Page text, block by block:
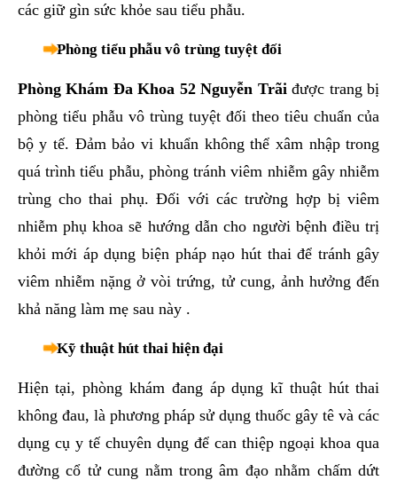
các giữ gìn sức khỏe sau tiểu phẫu.
Phòng tiểu phẫu vô trùng tuyệt đối
Phòng Khám Đa Khoa 52 Nguyễn Trãiđược trang bị
phòng tiểu phẫu vô trùng tuyệt đối theo tiêu chuẩn của
bộ y tế. Đảm bảo vi khuẩn không thể xâm nhập trong
quá trình tiểu phẫu, phòng tránh viêm nhiễm gây nhiễm
trùng cho thai phụ. Đối với các trường hợp bị viêm
nhiễm phụ khoa sẽ hướng dẫn cho người bệnh điều trị
khỏi mới áp dụng biện pháp nạo hút thai để tránh gây
viêm nhiễm nặng ở vòi trứng, tử cung, ảnh hưởng đến
khả năng làm mẹ sau này .
Kỹ thuật hút thai hiện đại
Hiện tại, phòng khám đang áp dụng kĩ thuật hút thai
không đau, là phương pháp sử dụng thuốc gây tê và các
dụng cụ y tế chuyên dụng để can thiệp ngoại khoa qua
đường cổ tử cung nằm trong âm đạo nhằm chấm dứt